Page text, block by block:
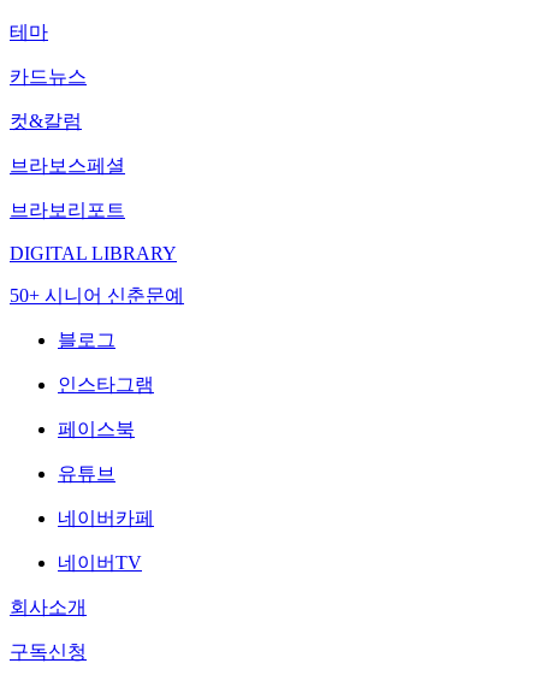
테마
카드뉴스
컷&칼럼
브라보스페셜
브라보리포트
DIGITAL LIBRARY
50+ 시니어 신춘문예
블로그
인스타그램
페이스북
유튜브
네이버카페
네이버TV
회사소개
구독신청